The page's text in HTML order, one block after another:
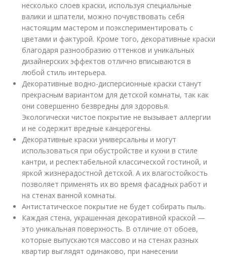
несколько слоев краски, используя специальные
валики и шпатели, можно почувствовать себя
настоящим мастером и поэкспериментировать с
цветами и фактурой. Кроме того, декоративные краски
благодаря разнообразию оттенков и уникальных
дизайнерских эффектов отлично вписываются в
любой стиль интерьера.
Декоративные водно-дисперсионные краски станут
прекрасным вариантом для детской комнаты, так как
они совершенно безвредны для здоровья.
Экологически чистое покрытие не вызывает аллергии
и не содержит вредные канцерогены.
Декоративные краски универсальны и могут
использоваться при обустройстве и кухни в стиле
кантри, и респектабельной классической гостиной, и
яркой жизнерадостной детской. А их влагостойкость
позволяет применять их во время фасадных работ и
на стенах ванной комнаты.
Антистатическое покрытие не будет собирать пыль.
Каждая стена, украшенная декоративной краской —
это уникальная поверхность. В отличие от обоев,
которые выпускаются массово и на стенах разных
квартир выглядят одинаково, при нанесении